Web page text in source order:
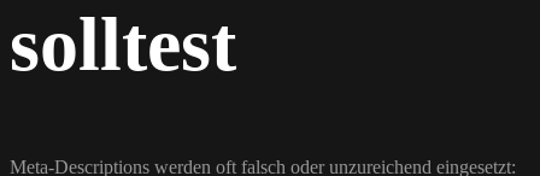
solltest
Meta-Descriptions werden oft falsch oder unzureichend eingesetzt: